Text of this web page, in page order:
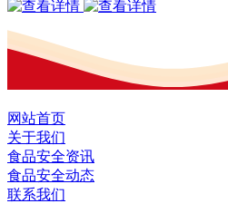
网站首页
关于我们
食品安全资讯
食品安全动态
联系我们